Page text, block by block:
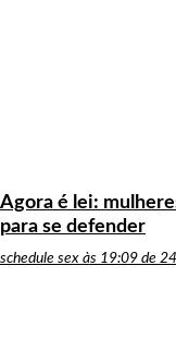
Agora é lei:
para se defender
schedule sex às 19:09 de